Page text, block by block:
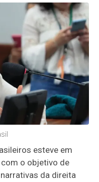
esteve em
com o objetivo de
da direita